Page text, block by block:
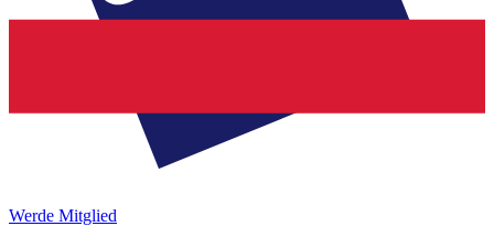
Werde Mitglied